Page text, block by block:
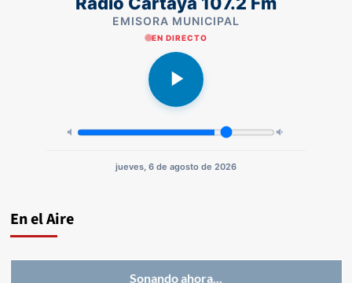
EMISORA MUNICIPAL
EN DIRECTO
jueves, 6 de agosto de 2026
En el Aire
Sonando ahora...